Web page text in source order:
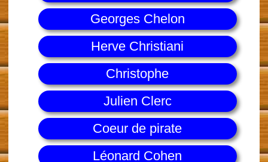
Georges Chelon
Herve Christiani
Christophe
Julien Clerc
Coeur de pirate
Léonard Cohen